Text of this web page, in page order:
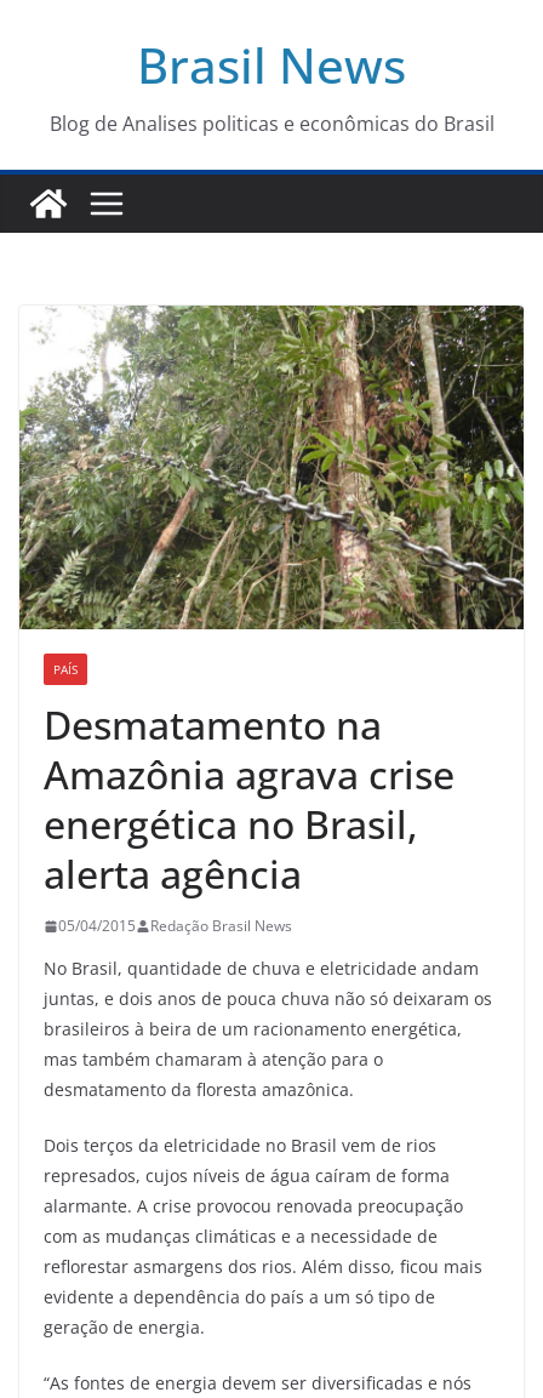
conteúdo
Brasil News
Blog de Analises politicas e econômicas do Brasil
PAÍS
Desmatamento na
Amazônia agrava crise
energética no Brasil,
alerta agência
05/04/2015 Redação Brasil News
No Brasil, quantidade de chuva e eletricidade andam
juntas, e dois anos de pouca chuva não só deixaram os
brasileiros à beira de um racionamento energética,
mas também chamaram à atenção para o
desmatamento da floresta amazônica.
Dois terços da eletricidade no Brasil vem de rios
represados, cujos níveis de água caíram de forma
alarmante. A crise provocou renovada preocupação
com as mudanças climáticas e a necessidade de
reflorestar asmargens dos rios. Além disso, ficou mais
evidente a dependência do país a um só tipo de
geração de energia.
“As fontes de energia devem ser diversificadas e nós